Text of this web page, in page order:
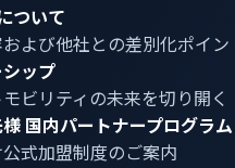
ついて
よび他社との差別化ポイン
シップ
ビリティの未来を切り開く
様 国内パートナープログラム
式加盟制度のご案内
ーションは厳格な検証プ
責任者（CEO